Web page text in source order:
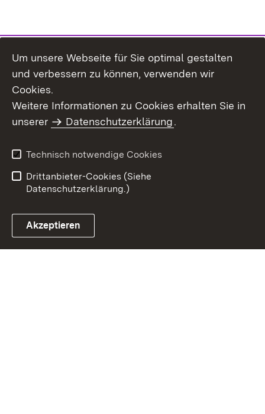
Benutzungshinweise
Erklärung zur
Um unsere Webseite für Sie optimal gestalten
und verbessern zu können, verwenden wir
Cookies.
Weitere Informationen zu Cookies erhalten Sie in
unserer
Datenschutzerklärung.
Technisch notwendige Cookies
Drittanbieter-Cookies (Siehe
Datenschutzerklärung.)
Akzeptieren